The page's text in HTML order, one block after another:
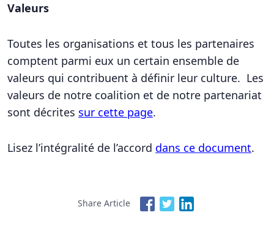
Valeurs
Toutes les organisations et tous les partenaires
comptent parmi eux un certain ensemble de
valeurs qui contribuent à définir leur culture. Les
valeurs de notre coalition et de notre partenariat
sont décrites sur cette page.
Lisez l’intégralité de l’accord dans ce document.
Share Article